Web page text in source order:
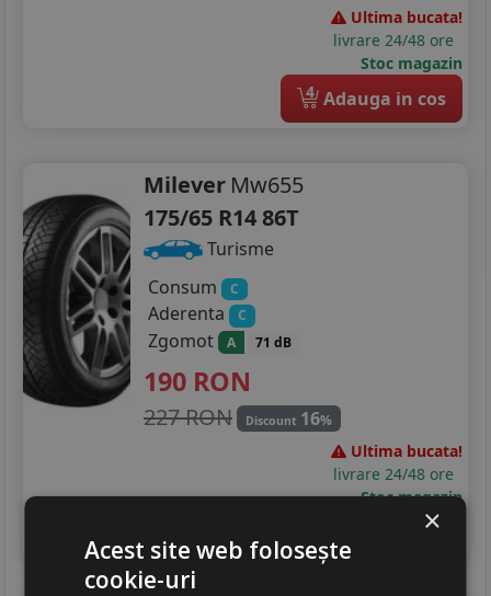
225/45R17
225/50R17
225/55R17
205/40R18
215/45R18
235/45R18
Ultima bucata!
livrare 24/48 ore
Stoc magazin
4 Adauga in cos
Milever Mw655
175/65 R14 86T
Turisme
Consum
C
Aderenta C
Zgomot A 71 dB
190 RON
227 RON Discount 16%
Ultima bucata!
livrare 24/48 ore
Stoc magazin
Adauga in cos
×
Acest site web folosește
cookie-uri